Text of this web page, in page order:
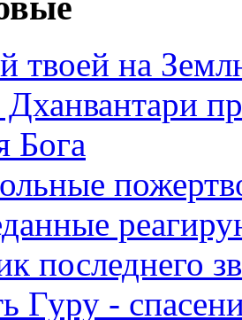
твоей на
Бога
последнего
Гуру -